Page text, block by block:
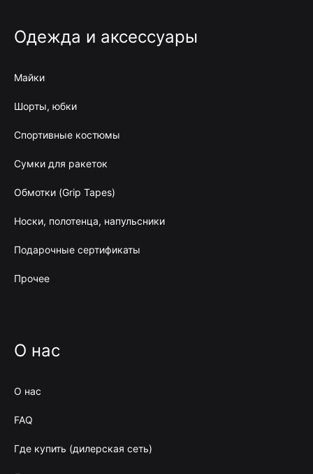
Одежда и аксессуары
Майки
Шорты, юбки
Спортивные костюмы
Сумки для ракеток
Обмотки (Grip Tapes)
Носки, полотенца, напульсники
Подарочные сертификаты
Прочее
О нас
О нас
FAQ
Где купить (дилерская сеть)